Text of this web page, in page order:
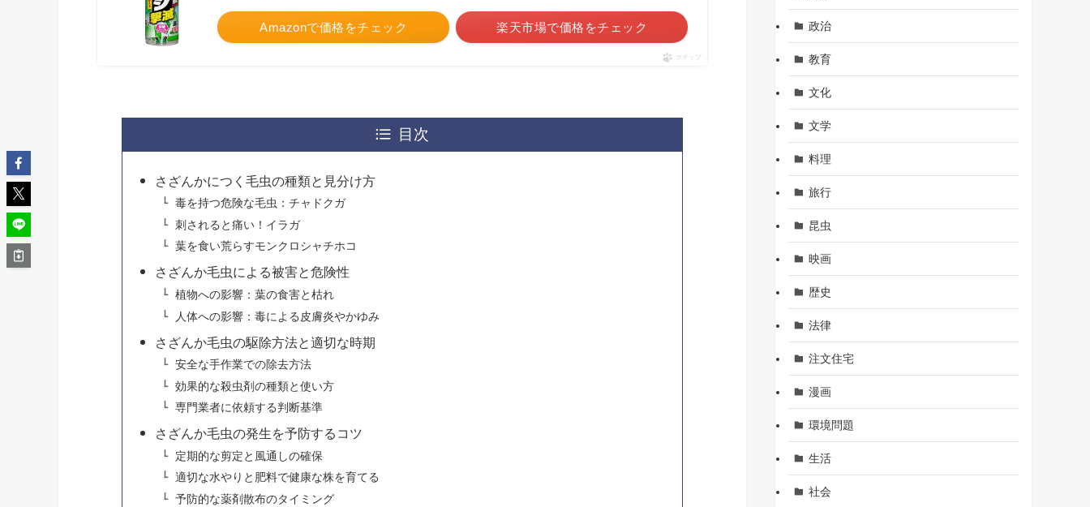
Amazonで価格をチェック 楽天市場で価格をチェック
ポチップ
目次
さざんかにつく毛虫の種類と見分け方
毒を持つ危険な毛虫：チャドクガ
刺されると痛い！イラガ
葉を食い荒らすモンクロシャチホコ
さざんか毛虫による被害と危険性
植物への影響：葉の食害と枯れ
人体への影響：毒による皮膚炎やかゆみ
さざんか毛虫の駆除方法と適切な時期
安全な手作業での除去方法
効果的な殺虫剤の種類と使い方
専門業者に依頼する判断基準
さざんか毛虫の発生を予防するコツ
定期的な剪定と風通しの確保
適切な水やりと肥料で健康な株を育てる
予防的な薬剤散布のタイミング
政治
教育
文化
文学
料理
旅行
昆虫
映画
歴史
法律
注文住宅
漫画
環境問題
生活
社会